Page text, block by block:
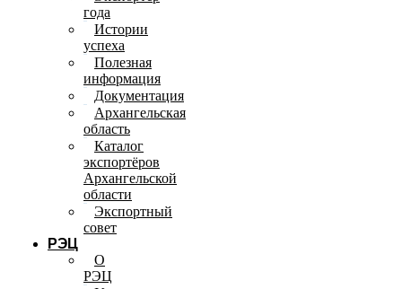
года
Истории
успеха
Полезная
информация
Документация
Архангельская
область
Каталог
экспортёров
Архангельской
области
Экспортный
совет
РЭЦ
О
РЭЦ